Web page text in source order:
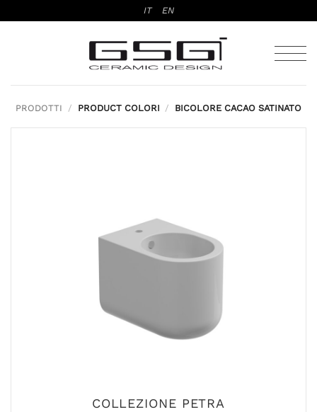
ai
IT EN
PRODOTTI / PRODUCT COLORI / BICOLORE CACAO SATINATO
COLLEZIONE PETRA